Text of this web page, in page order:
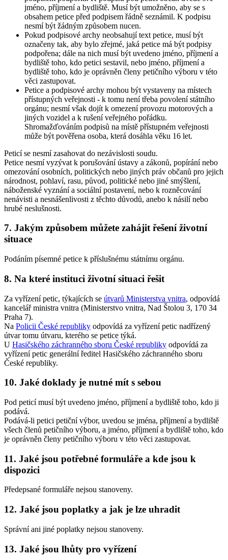
jméno, příjmení a bydliště. Musí být umožněno, aby se s
obsahem petice před podpisem řádně seznámil. K podpisu
nesmí být žádným způsobem nucen.
Pokud podpisové archy neobsahují text petice, musí být
označeny tak, aby bylo zřejmé, jaká petice má být podpisy
podpořena; dále na nich musí být uvedeno jméno, příjmení a
bydliště toho, kdo petici sestavil, nebo jméno, příjmení a
bydliště toho, kdo je oprávněn členy petičního výboru v této
věci zastupovat.
Petice a podpisové archy mohou být vystaveny na místech
přístupných veřejnosti - k tomu není třeba povolení státního
orgánu; nesmí však dojít k omezení provozu motorových a
jiných vozidel a k rušení veřejného pořádku.
Shromažďováním podpisů na místě přístupném veřejnosti
může být pověřena osoba, která dosáhla věku 16 let.
Peticí se nesmí zasahovat do nezávislosti soudu.
Petice nesmí vyzývat k porušování ústavy a zákonů, popírání nebo
omezování osobních, politických nebo jiných práv občanů pro jejich
národnost, pohlaví, rasu, původ, politické nebo jiné smýšlení,
náboženské vyznání a sociální postavení, nebo k rozněcování
nenávisti a nesnášenlivosti z těchto důvodů, anebo k násilí nebo
hrubé neslušnosti.
7. Jakým způsobem můžete zahájit řešení životní
situace
Podáním písemné petice k příslušnému státnímu orgánu.
8. Na které instituci životní situaci řešit
Za vyřízení petic, týkajících se útvarů Ministerstva vnitra, odpovídá
kancelář ministra vnitra (Ministerstvo vnitra, Nad Štolou 3, 170 34
Praha 7).
Na Policii České republiky odpovídá za vyřízení petic nadřízený
útvar tomu útvaru, kterého se petice týká.
U Hasičského záchranného sboru České republiky odpovídá za
vyřízení petic generální ředitel Hasičského záchranného sboru
České republiky.
10. Jaké doklady je nutné mít s sebou
Pod peticí musí být uvedeno jméno, příjmení a bydliště toho, kdo ji
podává.
Podává-li petici petiční výbor, uvedou se jména, příjmení a bydliště
všech členů petičního výboru, a jméno, příjmení a bydliště toho, kdo
je oprávněn členy petičního výboru v této věci zastupovat.
11. Jaké jsou potřebné formuláře a kde jsou k
dispozici
Předepsané formuláře nejsou stanoveny.
12. Jaké jsou poplatky a jak je lze uhradit
Správní ani jiné poplatky nejsou stanoveny.
13. Jaké jsou lhůty pro vyřízení